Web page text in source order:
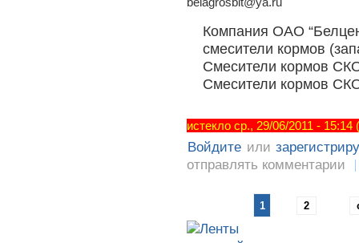
Компания ОАО
смесители кормов
Смесители кормов
Смесители кормов
истекло ср., 29/06/2011 -
Войдите или
отправлять комментарии
1 2